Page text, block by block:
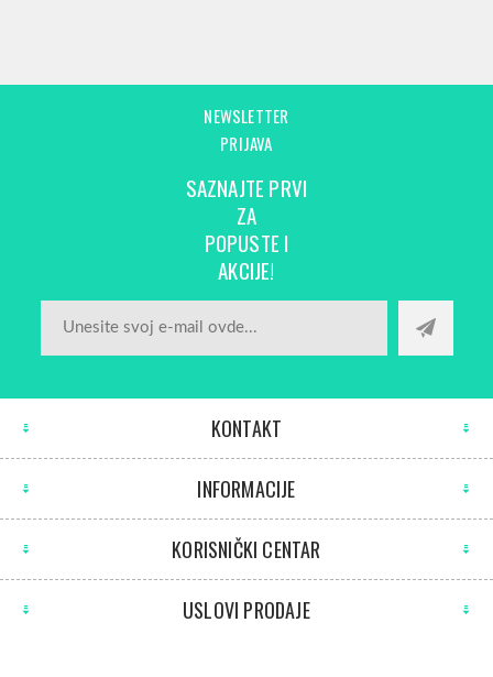
NEWSLETTER
PRIJAVA
SAZNAJTE PRVI
ZA
POPUSTE I
AKCIJE!
KONTAKT
INFORMACIJE
KORISNIČKI CENTAR
USLOVI PRODAJE